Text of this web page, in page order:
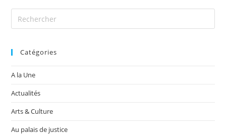
Catégories
A la Une
Actualités
Arts & Culture
Au palais de justice